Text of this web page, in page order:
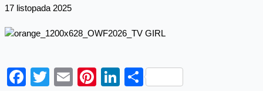
17 listopada 2025
Facebook
Twitter
EmailPinterest
LinkedIn
Share